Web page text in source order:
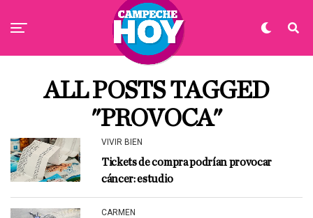
ALL POSTS TAGGED
"PROVOCA"
VIVIR BIEN
Tickets de compra podrían provocar
cáncer: estudio
CARMEN